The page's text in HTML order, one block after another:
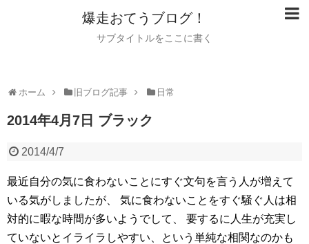
爆走おてうブログ！
サブタイトルをここに書く
ホーム 旧ブログ記事 日常
2014年4月7日 ブラック
2014/4/7
最近自分の気に食わないことにすぐ文句を言う人が増えて
いる気がしましたが、
気に食わないことをすぐ騒ぐ人は相
対的に暇な時間が多いようでして、
要するに人生が充実し
ていないとイライラしやすい、という単純な相関なのかも